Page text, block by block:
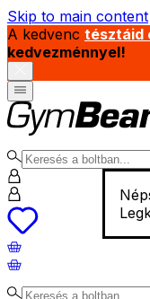
Skip to main content
A kedvenc tésztáid
kedvezménnyel!